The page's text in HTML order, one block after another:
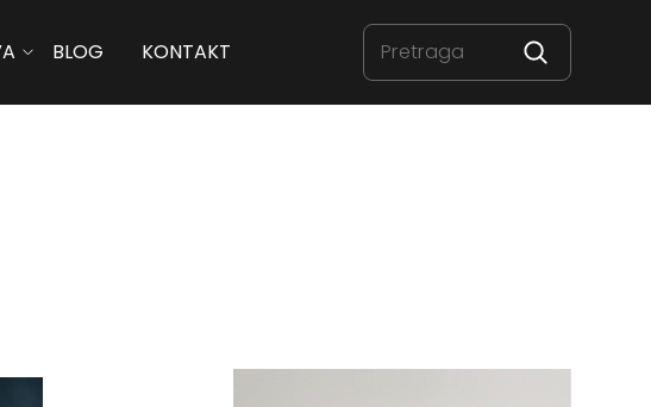
BLOG KONTAKT